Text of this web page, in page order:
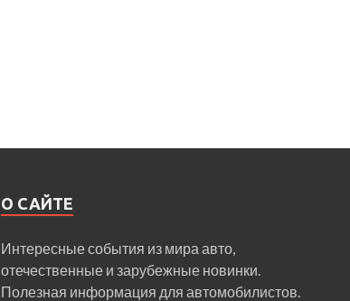
О САЙТЕ
Интересные события из мира авто,
отечественные и зарубежные новинки.
Полезная информация для автомобилистов.